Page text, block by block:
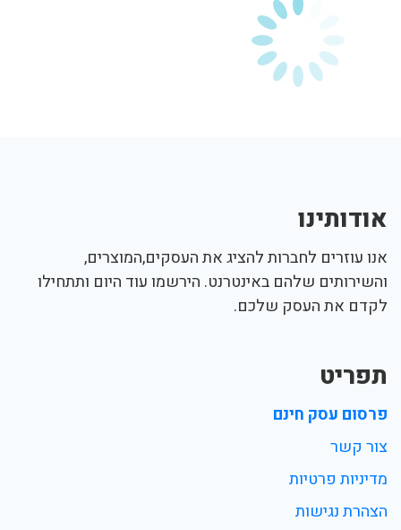
אודותינו
אנו עוזרים לחברות להציג את העסקים,המוצרים,
והשירותים שלהם באינטרנט. הירשמו עוד היום ותתחילו
לקדם את העסק שלכם.
תפריט
פרסום עסק חינם
צור קשר
מדיניות פרטיות
הצהרת נגישות